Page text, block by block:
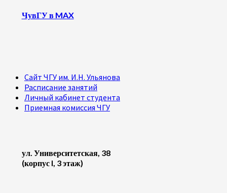
ЧувГУ в MAX
Сайт ЧГУ им. И.Н. Ульянова
Расписание занятий
Личный кабинет студента
Приемная комиссия ЧГУ
ул. Университетская, 38
(корпус I, 3 этаж)